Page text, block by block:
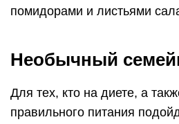
помидорами и листьями
Необычный
Для тех, кто на диете, а
правильного питания